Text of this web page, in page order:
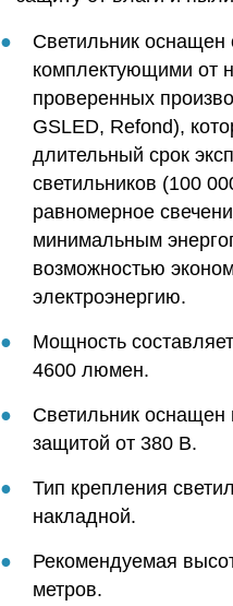
Светильник оснащен
комплектующими от
проверенных
GSLED, Refond),
длительный срок
светильников (100
равномерное
минимальным
возможностью
электроэнергию.
Мощность
4600 люмен.
Светильник оснащен
защитой от 380 В.
Тип крепления
накладной.
Рекомендуемая
метров.